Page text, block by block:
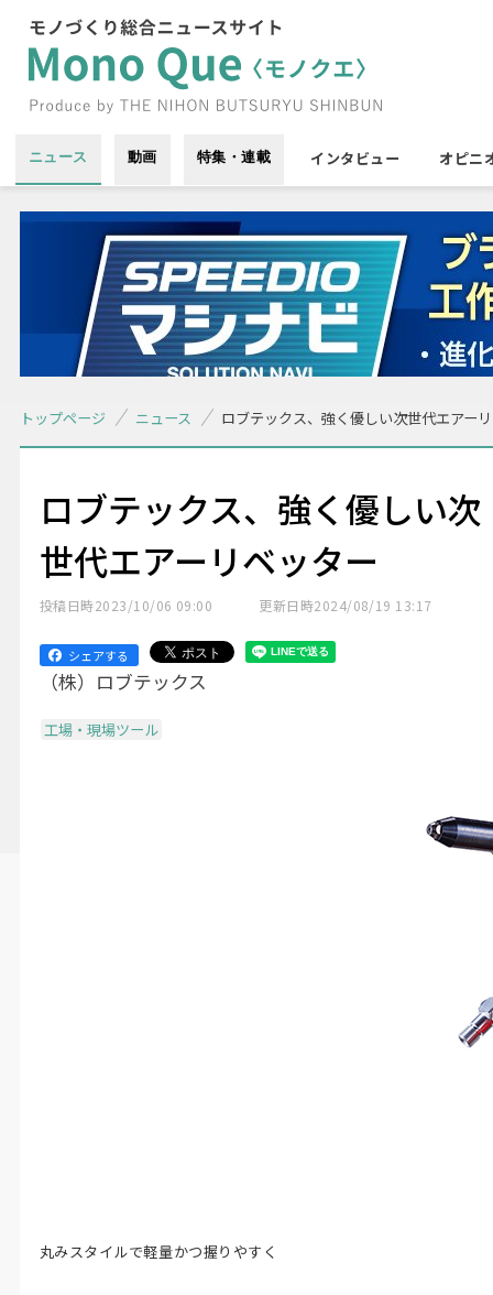
ニュース 動画 特集・連載 インタビュー オピニ
トップページ ニュース ロブテックス、強く優しい次世代エアー
ロブテックス、強く優しい次
世代エアーリベッター
投稿日時2023/10/06 09:00 更新日時2024/08/19 13:17
シェアする
（株）ロブテックス
工場・現場ツール
丸みスタイルで軽量かつ握りやすく